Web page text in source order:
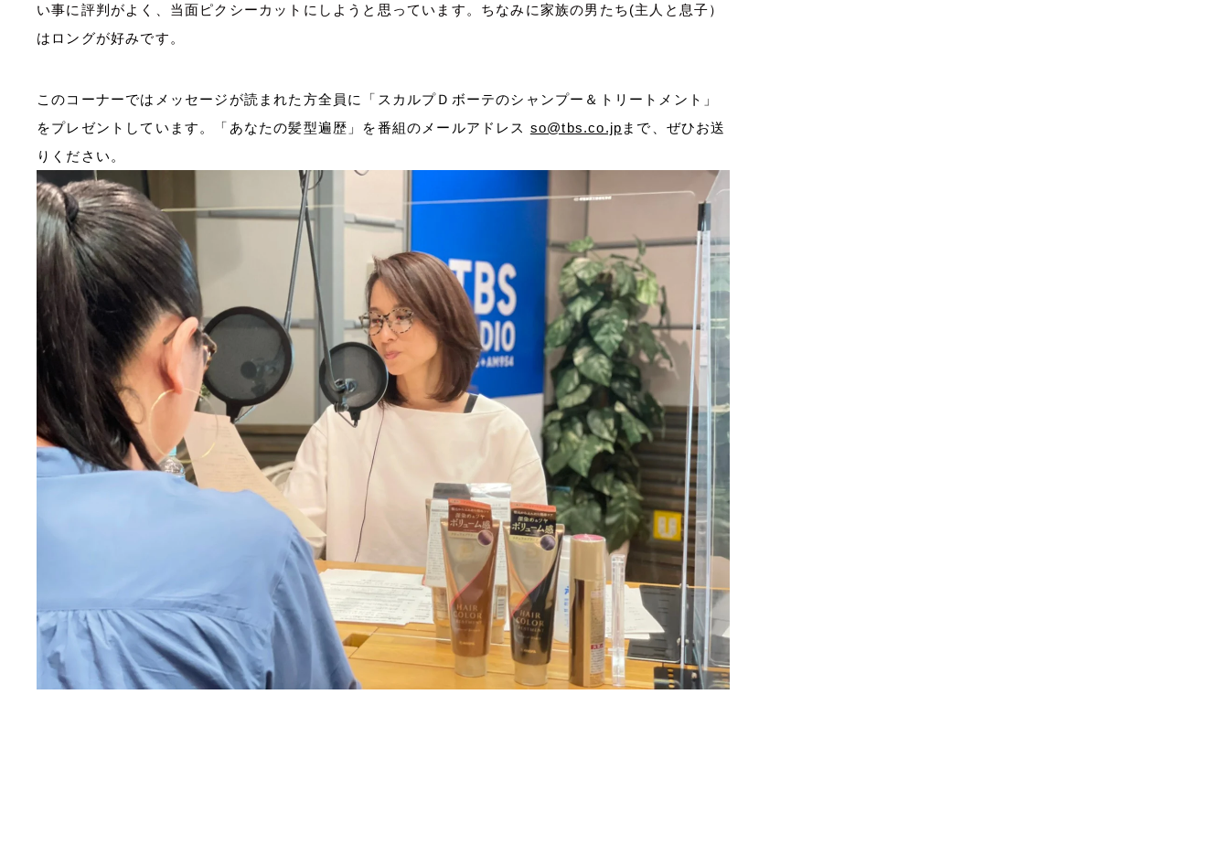
い事に評判がよく、当面ピクシーカットにしようと思っています。ちなみに家族の男たち (主人と息子）
はロングが好みです。
このコーナーではメッセージが読まれた方全員に「スカルプＤボーテのシャンプー＆トリートメント」
をプレゼントしています。「あなたの髪型遍歴」を番組のメールアドレス so@tbs.co.jp まで、ぜひお送
りください。